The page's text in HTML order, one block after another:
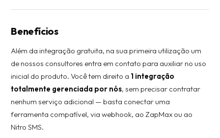
Benefícios
Além da integração gratuita, na sua primeira utilização um
de nossos consultores entra em contato para auxiliar no uso
inicial do produto. Você tem direito a 1 integração
totalmente gerenciada por nós, sem precisar contratar
nenhum serviço adicional — basta conectar uma
ferramenta compatível, via webhook, ao ZapMax ou ao
Nitro SMS.